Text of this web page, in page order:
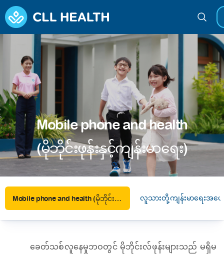
Mobile phone and health
(မိုဘိုင်းဖုန်းနှင့်ကျန်းမာရေး)
Mobile phone and health (မိုဘိုင်းဖုန်းနှင့်ကျန်းမာရေး) လူသားတို့ကျန်းမာရေးအပ
ခေတ်သစ်လူနေမှုဘဝတွင် မိုဘိုင်းလ်ဖုန်းများသည် မရှိမ